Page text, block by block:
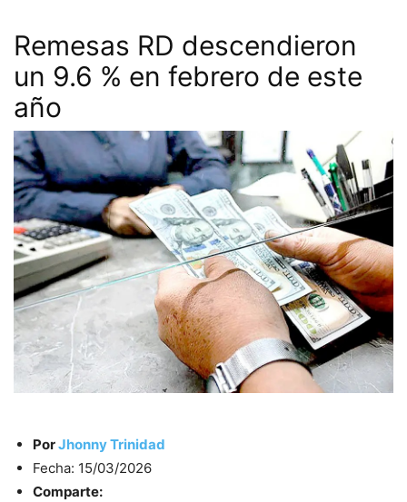
Remesas RD descendieron
un 9.6 % en febrero de este
año
PorJhonny Trinidad
Fecha: 15/03/2026
Comparte: